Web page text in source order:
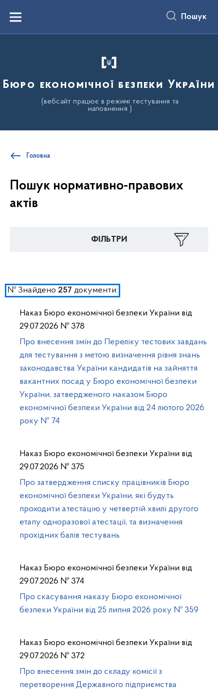
вмістуMenu Пошук
Бюро економічної безпеки України
(вебсайт працює в режимі тестування та
наповнення )
Головна
Пошук нормативно-правових
актів
ФІЛЬТРИ
№ Знайдено 257 документи:
Наказ Бюро економічної безпеки України від
29.07.2026 № 378
Про внесення змін до Переліку тестових завдань
для тестування з метою визначення рівня знань
законодавства України кандидатів на зайняття
вакантних посад у Бюро економічної безпеки
України, затвердженого наказом Бюро
економічної безпеки України від 24 лютого 2026
року № 74
Наказ Бюро економічної безпеки України від
29.07.2026 № 375
Про затвердження списку працівників Бюро
економічної безпеки України, які будуть
проходити атестацію у четвертій хвилі другого
етапу одноразової атестації, та визначення
прохідних балів тестувань
Наказ Бюро економічної безпеки України від
29.07.2026 № 374
Про скасування наказу Бюро економічної
безпеки України від 25 липня 2026 року № 359
Наказ Бюро економічної безпеки України від
29.07.2026 № 372
Про внесення змін до складу комісії з
перетворення Державного підприємства